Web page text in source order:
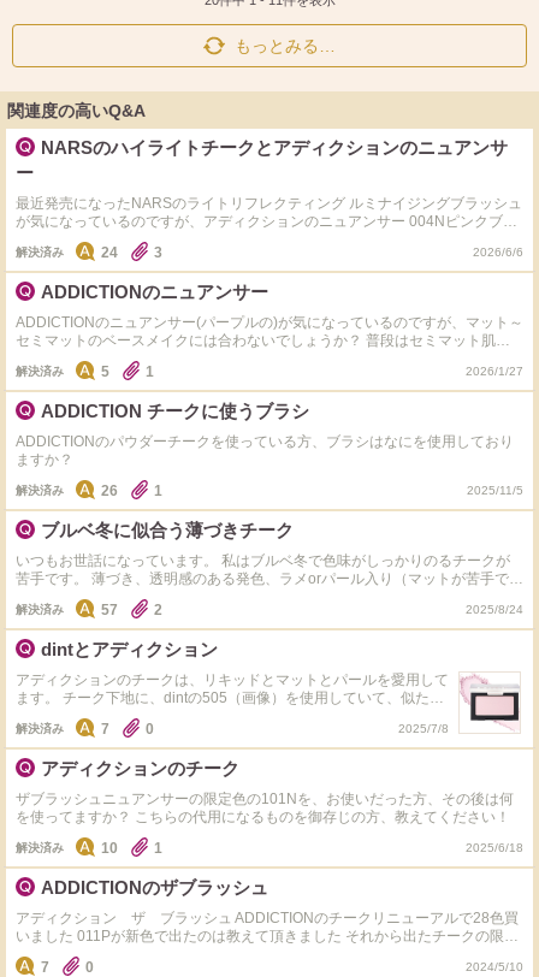
もっとみる…
関連度の高いQ&A
NARSのハイライトチークとアディクションのニュアンサ
ー
最近発売になったNARSのライトリフレクティング ルミナイジングブラッシュ
が気になっているのですが、アディクションのニュアンサー 004Nピンクブリ
スを持っていることもあり似ているのかな？と購入を迷っています。 両方使
ったことがある方、この色が似ているとか、違いが分かりましたら教えてくだ
さい。 NARSはラッキーラブとインフェルノで迷っています。
解決済み 24 3 2026/6/6
ADDICTIONのニュアンサー
ADDICTIONのニュアンサー(パープルの)が気になっているのですが、マット～
セミマットのベースメイクには合わないでしょうか？ 普段はセミマット肌に
赤ちゃんみたいなほわほわチークをしていて、顔立ちも童顔なのでそれが自分
には似合っていると思います。 ただ、頬の高い位置を偏光ビームっぽく光ら
せるのにも憧れていて…。 ああいうのは美人系のお顔立ち且つツヤ肌じゃな
いと似合わないんだろうなと思うとなかなか手が出せません。 ADDICTIONよ
り初心者向けのニュアンサーがあれば教えてください。 手持ちのチークに光
のニュアンスだけ重ねられるものがいいです。 DIORやクレドのハイライトは
試したことがありますが、私にはギラギラすぎました。
解決済み 5 1 2026/1/27
ADDICTION チークに使うブラシ
ADDICTIONのパウダーチークを使っている方、ブラシはなにを使用しており
ますか？
解決済み 26 1 2025/11/5
ブルベ冬に似合う薄づきチーク
いつもお世話になっています。 私はブルベ冬で色味がしっかりのるチークが
苦手です。 薄づき、透明感のある発色、ラメorパール入り（マットが苦手で
す）のチークのおすすめを教えてください。 今はアディクションのニュアン
サー004Pink Blissを使っています。 SHISEIDOのインナーグロウチークパウダ
ーのメデューサピンクを検討していますが、他にもおすすめがあったら教えて
ください。
解決済み 57 2 2025/8/24
dintとアディクション
アディクションのチークは、リキッドとマットとパールを愛用して
ます。 チーク下地に、dintの505（画像）を使用していて、似た色
をアディクションのニュアンサーで探しています。 薄いピンクと
薄いパープルを混ぜたような色です。 アディクションのニュアン
サーだと、パープルが多いのでその方がよいのでしょうか？ 画像
はdintの505です。アディクションの方がやはり粉質がよので…。
解決済み 7 0 2025/7/8
アディクションのチーク
ザブラッシュニュアンサーの限定色の101Nを、お使いだった方、その後は何
を使ってますか？ こちらの代用になるものを御存じの方、教えてください！
解決済み 10 1 2025/6/18
ADDICTIONのザブラッシュ
アディクション ザ ブラッシュ ADDICTIONのチークリニューアルで28色買
いました 011Pが新色で出たのは教えて頂きました それから出たチークの限定
色全てわかる方いますか？
7 0 2024/5/10